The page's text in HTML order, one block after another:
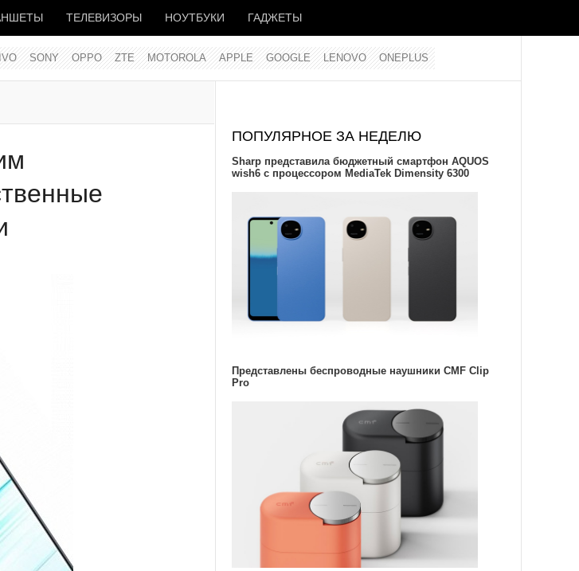
ТЕЛЕВИЗОРЫ НОУТБУКИ ГАДЖЕТЫ
SONY OPPO ZTE MOTOROLA APPLE GOOGLE LENOVO ONEPLUS
ПОПУЛЯРНОЕ ЗА НЕДЕЛЮ
Sharp представила бюджетный смартфон AQUOS
wish6 с процессором MediaTek Dimensity 6300
Представлены беспроводные наушники CMF Clip
Pro